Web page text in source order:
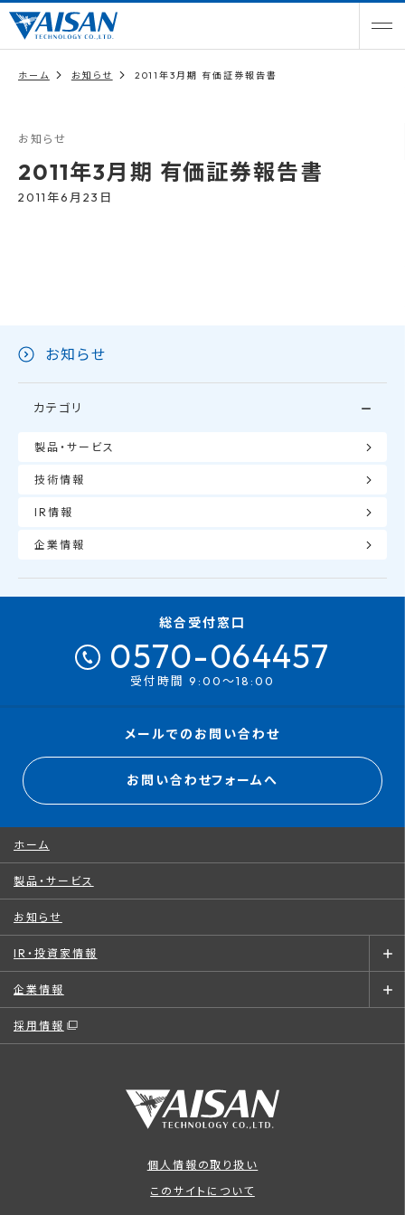
ホーム お知らせ 2011年3月期 有価証券報告書
お知らせ
2011年3月期 有価証券報告書
2011年6月23日
お知らせ
カテゴリ
製品・サービス
技術情報
IR情報
企業情報
総合受付窓口
0570-064457
受付時間 9:00～18:00
メールでのお問い合わせ
お問い合わせフォームへ
ホーム
製品・サービス
お知らせ
IR・投資家情報
企業情報
採用情報
個人情報の取り扱い
このサイトについて